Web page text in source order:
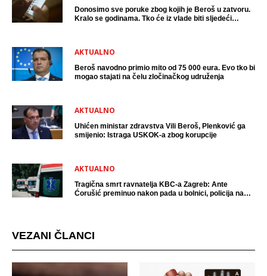
Donosimo sve poruke zbog kojih je Beroš u zatvoru.
Kralo se godinama. Tko će iz vlade biti sljedeći
AKTUALNO
Beroš navodno primio mito od 75 000 eura. Evo tko bi
mogao stajati na čelu zločinačkog udruženja
AKTUALNO
Uhićen ministar zdravstva Vili Beroš, Plenković ga
smijenio: Istraga USKOK-a zbog korupcije
AKTUALNO
Tragična smrt ravnatelja KBC-a Zagreb: Ante
Ćorušić preminuo nakon pada u bolnici, policija na
VEZANI ČLANCI